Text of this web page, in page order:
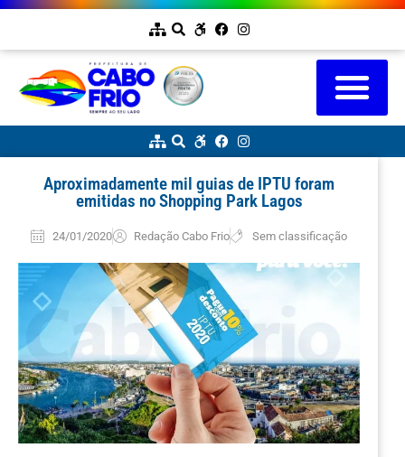
Aproximadamente mil guias de IPTU foram
emitidas no Shopping Park Lagos
24/01/2020 Redação Cabo Frio Sem classificação